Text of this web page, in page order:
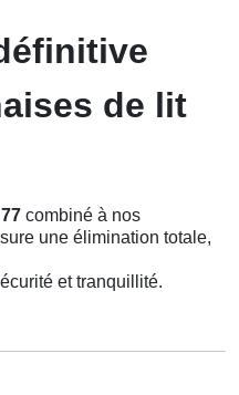
de lit
combiné à nos
une élimination totale,
et tranquillité.